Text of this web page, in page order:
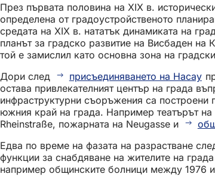
През първата половина на XIX в.
определена от градоустройственото
средата на XIX в. нататък динамиката на
планът за градско развитие на Висбаден на
той е замислил като основна зона на
Дори след
присъединяването на Насау
остава привлекателният център на града
инфраструктурни съоръжения са построени
южния край на града. Например театърът
Rheinstraße, пожарната на Neugasse и
Едва по време на фазата на разрастване
функции за снабдяване на жителите на
например общинските болници между 1976